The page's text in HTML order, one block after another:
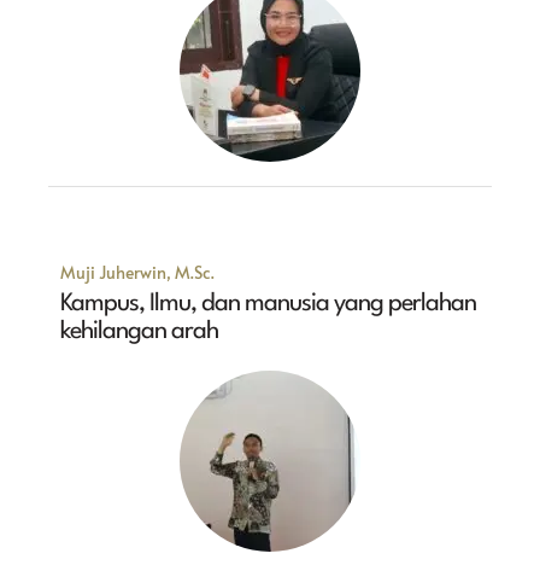
Muji Juherwin, M.Sc.
Kampus, Ilmu, dan manusia yang perlahan
kehilangan arah